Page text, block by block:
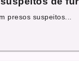
presos suspeitos...